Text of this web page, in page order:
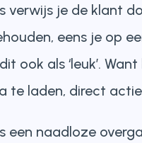
verwijs je de klant
eens je op
ook als ‘leuk’.
te laden, direct
een naadloze